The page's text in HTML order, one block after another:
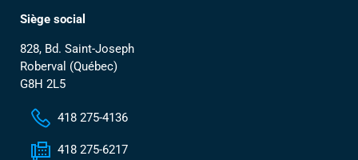
Siège social
828, Bd. Saint-Joseph
Roberval (Québec)
G8H 2L5
418 275-4136
418 275-6217